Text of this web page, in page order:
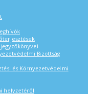
Bizottság
és Környezetvédelmi
helyzetéről